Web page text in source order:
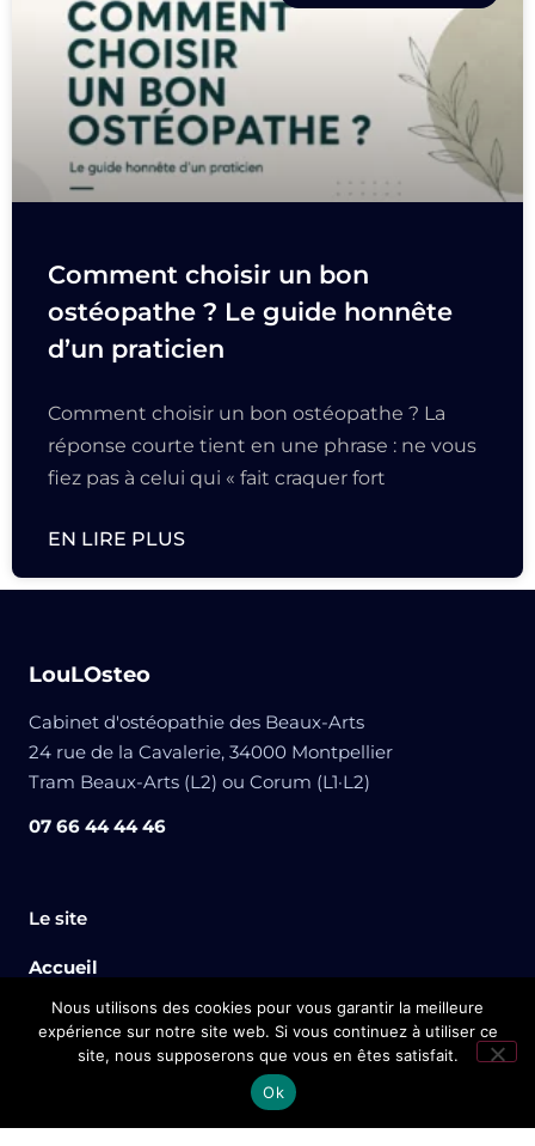
Comment choisir un bon
ostéopathe ? Le guide honnête
d’un praticien
Comment choisir un bon ostéopathe ? La
réponse courte tient en une phrase : ne vous
fiez pas à celui qui « fait craquer fort
EN LIRE PLUS
LouLOsteo
Cabinet d'ostéopathie des Beaux-Arts
24 rue de la Cavalerie, 34000 Montpellier
Tram Beaux-Arts (L2) ou Corum (L1·L2)
07 66 44 44 46
Le site
Accueil
Mes services
Qui suis-je ?
Prendre rendez-vous
Nous utilisons des cookies pour vous garantir la meilleure
expérience sur notre site web. Si vous continuez à utiliser ce
site, nous supposerons que vous en êtes satisfait.
Ok